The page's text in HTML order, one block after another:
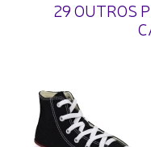
29 OUTROS